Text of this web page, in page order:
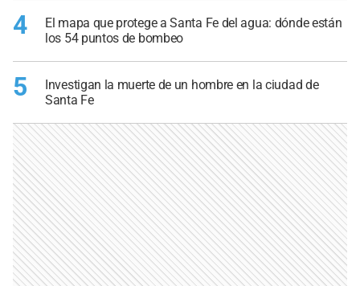
4
El mapa que protege a Santa Fe del agua: dónde están
los 54 puntos de bombeo
5
Investigan la muerte de un hombre en la ciudad de
Santa Fe